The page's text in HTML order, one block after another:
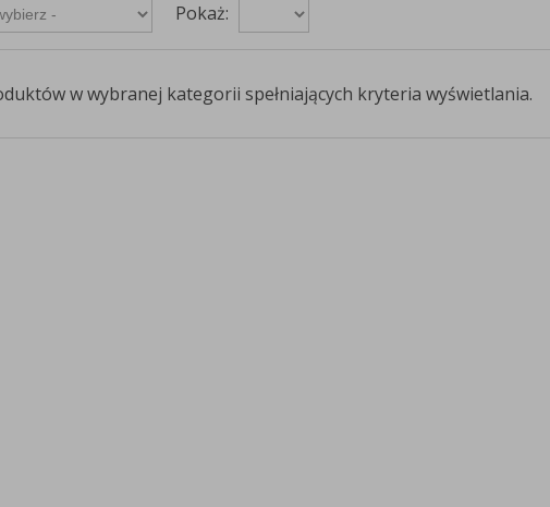
Pokaż:
w wybranej kategorii spełniających kryteria wyświetlania.